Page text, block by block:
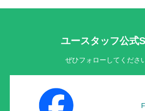
ユースタッフ公式
ぜひフォローしてくださ